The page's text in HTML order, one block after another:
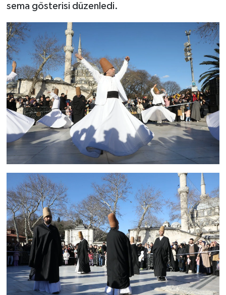
sema gösterisi düzenledi.